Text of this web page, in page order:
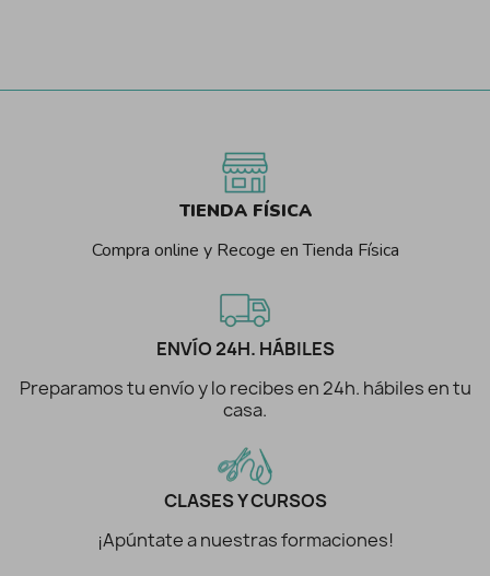
TIENDA FÍSICA
Compra online y Recoge en Tienda Física
ENVÍO 24H. HÁBILES
Preparamos tu envío y lo recibes en 24h. hábiles en tu
casa.
CLASES Y CURSOS
¡Apúntate a nuestras formaciones!